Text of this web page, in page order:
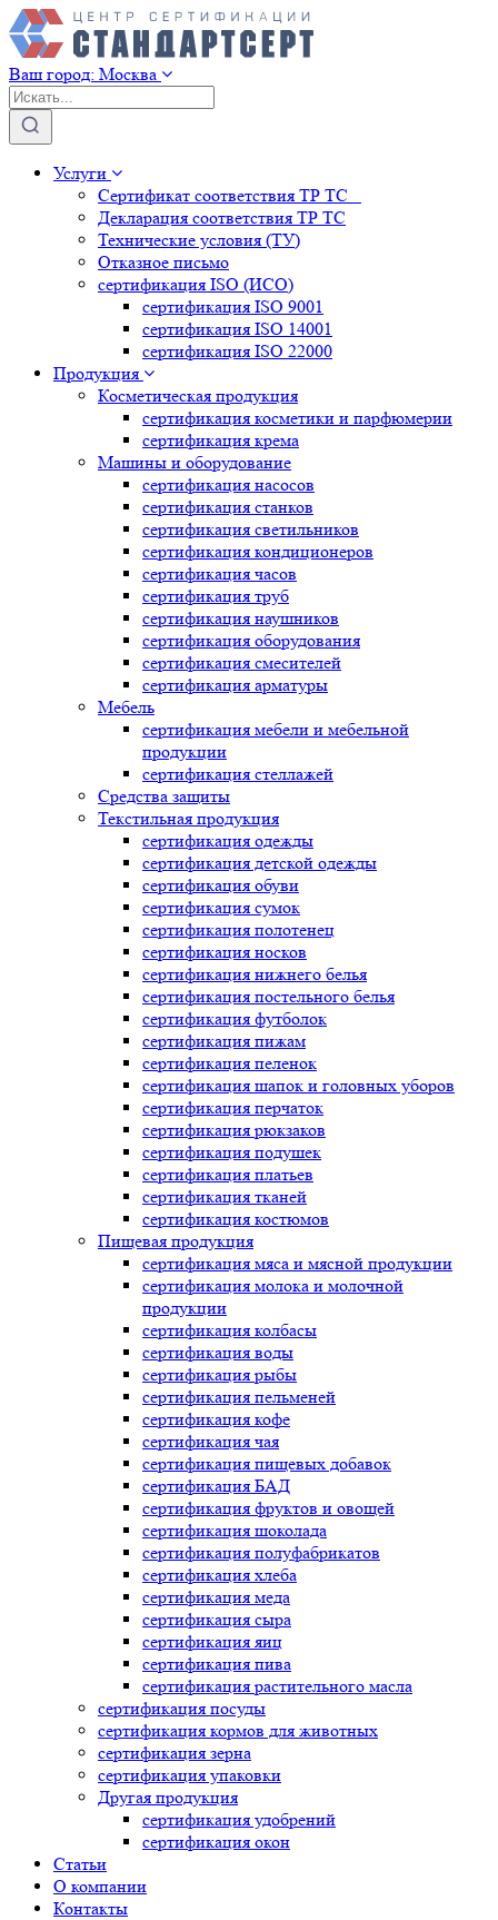
Ваш город: Москва
Услуги
Сертификат соответствия ТР ТС
Декларация соответствия ТР ТС
Технические условия (ТУ)
Отказное письмо
сертификация ISO (ИСО)
сертификация ISO 9001
сертификация ISO 14001
сертификация ISO 22000
Продукция
Косметическая продукция
сертификация косметики и парфюмерии
сертификация крема
Машины и оборудование
сертификация насосов
сертификация станков
сертификация светильников
сертификация кондиционеров
сертификация часов
сертификация труб
сертификация наушников
сертификация оборудования
сертификация смесителей
сертификация арматуры
Мебель
сертификация мебели и мебельной
продукции
сертификация стеллажей
Средства защиты
Текстильная продукция
сертификация одежды
сертификация детской одежды
сертификация обуви
сертификация сумок
сертификация полотенец
сертификация носков
сертификация нижнего белья
сертификация постельного белья
сертификация футболок
сертификация пижам
сертификация пеленок
сертификация шапок и головных уборов
сертификация перчаток
сертификация рюкзаков
сертификация подушек
сертификация платьев
сертификация тканей
сертификация костюмов
Пищевая продукция
сертификация мяса и мясной продукции
сертификация молока и молочной
продукции
сертификация колбасы
сертификация воды
сертификация рыбы
сертификация пельменей
сертификация кофе
сертификация чая
сертификация пищевых добавок
сертификация БАД
сертификация фруктов и овощей
сертификация шоколада
сертификация полуфабрикатов
сертификация хлеба
сертификация меда
сертификация сыра
сертификация яиц
сертификация пива
сертификация растительного масла
сертификация посуды
сертификация кормов для животных
сертификация зерна
сертификация упаковки
Другая продукция
сертификация удобрений
сертификация окон
Статьи
О компании
Контакты